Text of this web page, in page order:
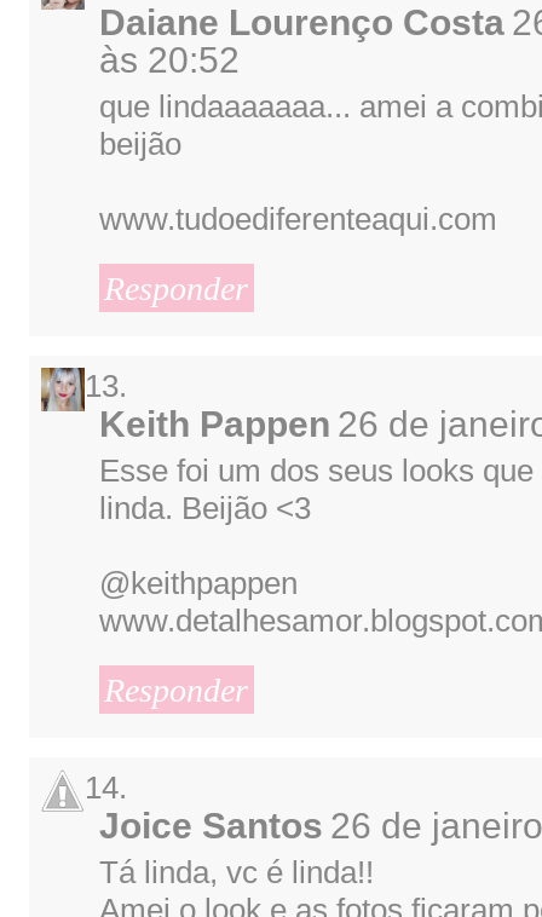
Daiane Lourenço Costa
às 20:52
que lindaaaaaaa... amei a
beijão
www.tudoediferenteaqui.com
Responder
Keith Pappen 26 de
Esse foi um dos seus looks
linda. Beijão <3
@keithpappen
Responder
Joice Santos 26 de
Tá linda, vc é linda!!
Amei o look e as fotos ficaram